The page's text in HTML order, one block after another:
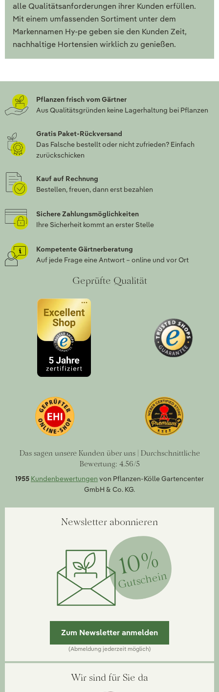
alle Qualitätsanforderungen ihrer Kunden erfüllen.
Mit einem umfassenden Sortiment unter dem
Markennamen Hy-pe geben sie den Kunden Zeit,
nachhaltige Hortensien wirklich zu genießen.
Pflanzen frisch vom Gärtner
Aus Qualitätsgründen keine Lagerhaltung bei Pflanzen
Gratis Paket-Rückversand
Das Falsche bestellt oder nicht zufrieden? Einfach
zurückschicken
Kauf auf Rechnung
Bestellen, freuen, dann erst bezahlen
Sichere Zahlungsmöglichkeiten
Ihre Sicherheit kommt an erster Stelle
Kompetente Gärtnerberatung
Auf jede Frage eine Antwort – online und vor Ort
Geprüfte Qualität
Das sagen unsere Kunden über uns | Durchschnittliche
Bewertung: 4.56/5
1955 Kundenbewertungen von Pflanzen-Kölle Gartencenter
GmbH & Co. KG.
Newsletter abonnieren
10%
Gutschein
Zum Newsletter anmelden
(Abmeldung jederzeit möglich)
Wir sind für Sie da